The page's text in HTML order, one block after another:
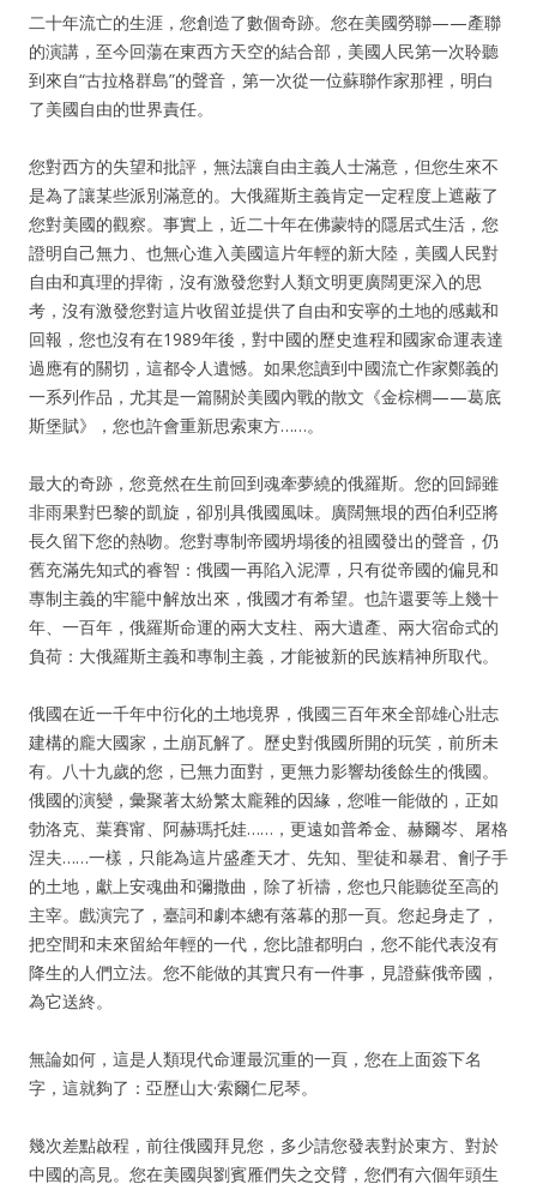
二十年流亡的生涯，您創造了數個奇跡。您在美國勞聯——產聯
的演講，至今回蕩在東西方天空的結合部，美國人民第一次聆聽
到來自“古拉格群島”的聲音，第一次從一位蘇聯作家那裡，明白
了美國自由的世界責任。
您對西方的失望和批評，無法讓自由主義人士滿意，但您生來不
是為了讓某些派別滿意的。大俄羅斯主義肯定一定程度上遮蔽了
您對美國的觀察。事實上，近二十年在佛蒙特的隱居式生活，您
證明自己無力、也無心進入美國這片年輕的新大陸，美國人民對
自由和真理的捍衛，沒有激發您對人類文明更廣闊更深入的思
考，沒有激發您對這片收留並提供了自由和安寧的土地的感戴和
回報，您也沒有在1989年後，對中國的歷史進程和國家命運表達
過應有的關切，這都令人遺憾。如果您讀到中國流亡作家鄭義的
一系列作品，尤其是一篇關於美國內戰的散文《金棕櫚——葛底
斯堡賦》，您也許會重新思索東方……。
最大的奇跡，您竟然在生前回到魂牽夢繞的俄羅斯。您的回歸雖
非雨果對巴黎的凱旋，卻別具俄國風味。廣闊無垠的西伯利亞將
長久留下您的熱吻。您對專制帝國坍塌後的祖國發出的聲音，仍
舊充滿先知式的睿智：俄國一再陷入泥潭，只有從帝國的偏見和
專制主義的牢籠中解放出來，俄國才有希望。也許還要等上幾十
年、一百年，俄羅斯命運的兩大支柱、兩大遺產、兩大宿命式的
負荷：大俄羅斯主義和專制主義，才能被新的民族精神所取代。
俄國在近一千年中衍化的土地境界，俄國三百年來全部雄心壯志
建構的龐大國家，土崩瓦解了。歷史對俄國所開的玩笑，前所未
有。八十九歲的您，已無力面對，更無力影響劫後餘生的俄國。
俄國的演變，彙聚著太紛繁太龐雜的因緣，您唯一能做的，正如
勃洛克、葉賽甯、阿赫瑪托娃……，更遠如普希金、赫爾岑、屠格
涅夫……一樣，只能為這片盛產天才、先知、聖徒和暴君、劊子手
的土地，獻上安魂曲和彌撒曲，除了祈禱，您也只能聽從至高的
主宰。戲演完了，臺詞和劇本總有落幕的那一頁。您起身走了，
把空間和未來留給年輕的一代，您比誰都明白，您不能代表沒有
降生的人們立法。您不能做的其實只有一件事，見證蘇俄帝國，
為它送終。
無論如何，這是人類現代命運最沉重的一頁，您在上面簽下名
字，這就夠了：亞歷山大·索爾仁尼琴。
幾次差點啟程，前往俄國拜見您，多少請您發表對於東方、對於
中國的高見。您在美國與劉賓雁們失之交臂，您們有六個年頭生